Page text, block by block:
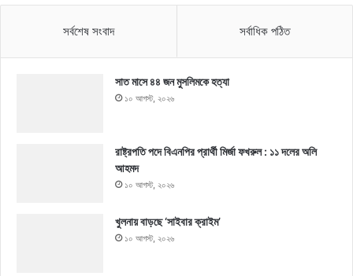
সর্বশেষ সংবাদ সর্বাধিক পঠিত
সাত মাসে ৪৪ জন মুসলিমকে হত্যা
১০ আগস্ট, ২০২৬
রাষ্ট্রপতি পদে বিএনপির প্রার্থী মির্জা ফখরুল : ১১ দলের অলি
আহমদ
১০ আগস্ট, ২০২৬
খুলনায় বাড়ছে ‘সাইবার ক্রাইম’
১০ আগস্ট, ২০২৬